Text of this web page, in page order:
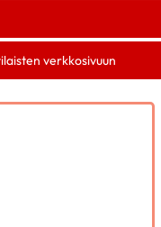
verkkosivuun